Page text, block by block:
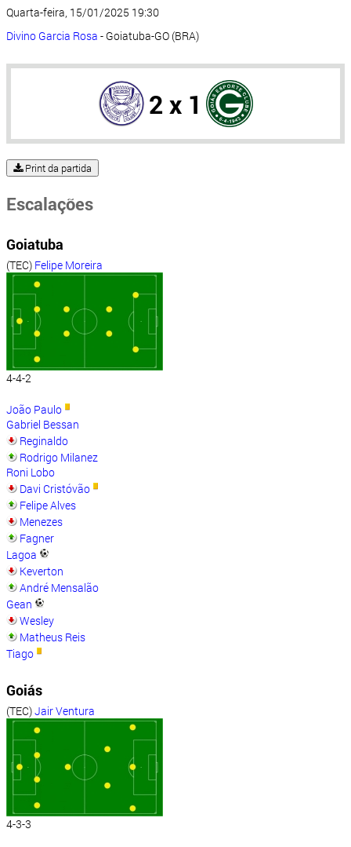
Quarta-feira, 15/01/2025 19:30
Divino Garcia Rosa - Goiatuba-GO (BRA)
2 x 1
Print da partida
Escalações
Goiatuba
(TEC) Felipe Moreira
4-4-2
João Paulo
Gabriel Bessan
Reginaldo
Rodrigo Milanez
Roni Lobo
Davi Cristóvão
Felipe Alves
Menezes
Fagner
Lagoa
Keverton
André Mensalão
Gean
Wesley
Matheus Reis
Tiago
Goiás
(TEC)Jair Ventura
4-3-3